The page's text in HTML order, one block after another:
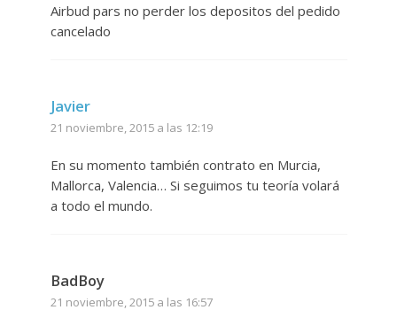
Airbud pars no perder los depositos del pedido
cancelado
Javier
21 noviembre, 2015 a las 12:19
En su momento también contrato en Murcia,
Mallorca, Valencia… Si seguimos tu teoría volará
a todo el mundo.
BadBoy
21 noviembre, 2015 a las 16:57